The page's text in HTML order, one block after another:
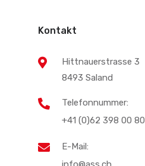
Kontakt
Hittnauerstrasse 3
8493 Saland
Telefonnummer:
+41 (0)62 398 00 80
E-Mail: